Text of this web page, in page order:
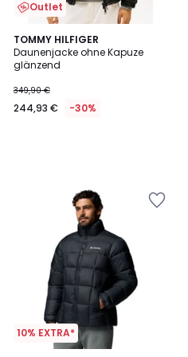
Outlet
TOMMY HILFIGER
Daunenjacke ohne Kapuze
glänzend
349,90 €
244,93 € -30%
10% EXTRA*